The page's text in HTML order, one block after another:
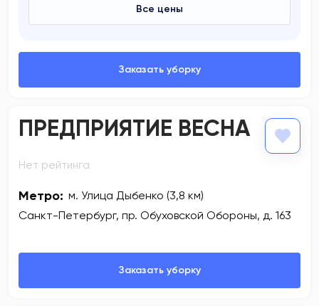
Все цены
ПРЕДПРИЯТИЕ ВЕСНА
Нет рейтинга
Метро: м. Улица Дыбенко (3,8 км)
Санкт-Петербург, пр. Обуховской Обороны, д. 163